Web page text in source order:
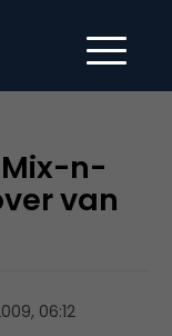
n-
van
06:12